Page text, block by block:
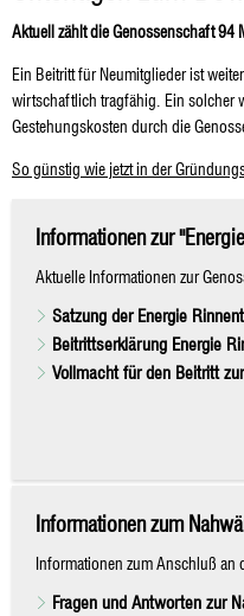
Aktuell zählt die Genossenschaft 94
Ein Beitritt für Neumitglieder ist
wirtschaftlich tragfähig. Ein solcher
Gestehungskosten durch die
So günstig wie jetzt in der
Informationen zur
Aktuelle Informationen zur
Satzung der Energie
Beitrittserklärung Energie
Vollmacht für den Beitritt
Informationen zum
Informationen zum Anschluß an
Fragen und Antworten zur